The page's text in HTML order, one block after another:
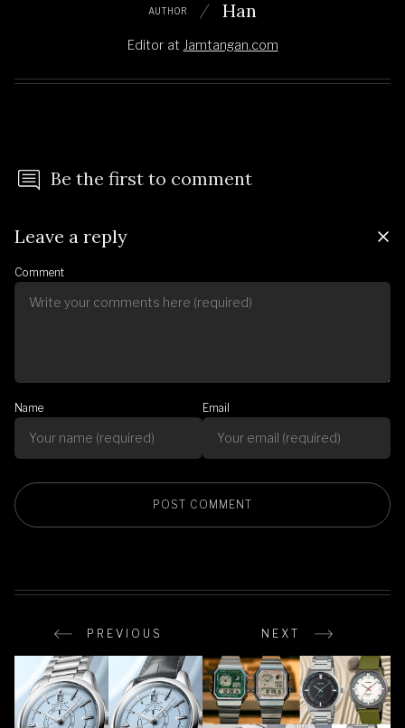
AUTHOR Han
Editor at Jamtangan.com
Be the first to comment
Leave a reply
Comment
Name Email
PREVIOUS NEXT